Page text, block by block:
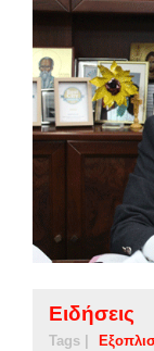
Ειδήσεις
Tags |